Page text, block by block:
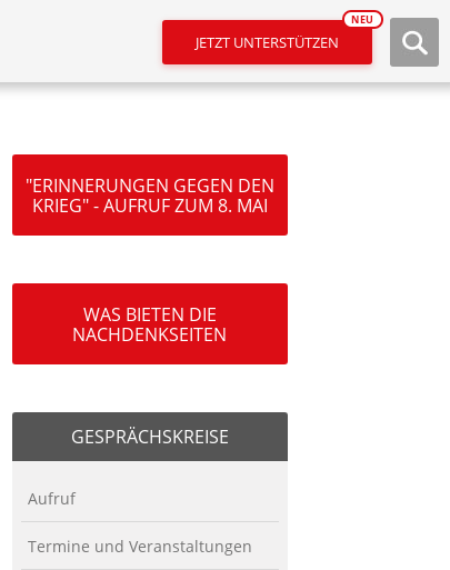
JETZT UNTERSTÜTZEN
NEU
"ERINNERUNGEN GEGEN DEN
KRIEG" - AUFRUF ZUM 8. MAI
WAS BIETEN DIE
NACHDENKSEITEN
GESPRÄCHSKREISE
Aufruf
Termine und Veranstaltungen